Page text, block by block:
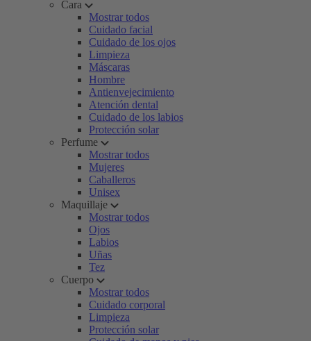
Cara
Mostrar todos
Cuidado facial
Cuidado de los ojos
Limpieza
Máscaras
Hombre
Antienvejecimiento
Atención dental
Cuidado de los labios
Protección solar
Perfume
Mostrar todos
Mujeres
Caballeros
Unisex
Maquillaje
Mostrar todos
Ojos
Labios
Uñas
Tez
Cuerpo
Mostrar todos
Cuidado corporal
Limpieza
Protección solar